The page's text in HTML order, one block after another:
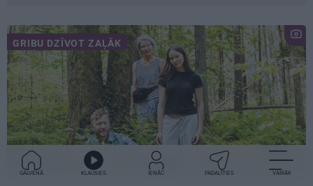
GRIBU DZĪVOT ZAĻĀK
GALVENĀ KLAUSIES IENĀC PADALĪTIES VAIRĀK